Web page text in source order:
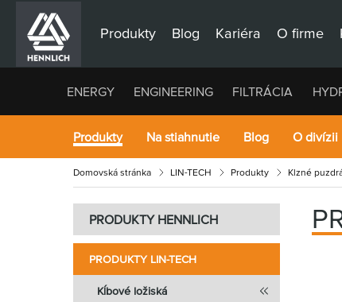
Produkty Blog Kariéra O firme
ENERGY ENGINEERING FILTRÁCIA
Produkty Na stiahnutie Blog O divízii
Domovská stránka LIN-TECH Produkty Klzné
PRODUKTY HENNLICH
PRODUKTY LIN-TECH
Kĺbové ložiská